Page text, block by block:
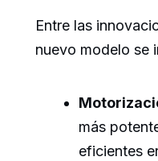
Entre las
nuevo modelo se
más
eficientes